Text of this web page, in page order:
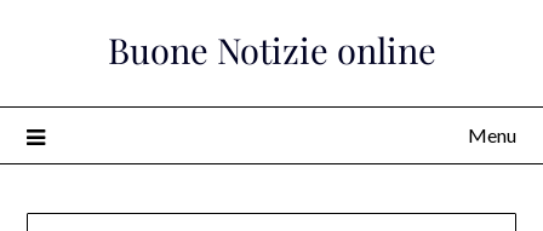
Buone Notizie online
Menu